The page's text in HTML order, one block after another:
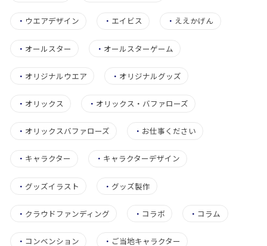
・ ウエアデザイン ・ エイビス ・ ええかげん
・ オールスター ・ オールスターゲーム
・ オリジナルウエア ・ オリジナルグッズ
・ オリックス ・ オリックス・バファローズ
・ オリックスバファローズ ・ お仕事ください
・ キャラクター ・ キャラクターデザイン
・ グッズイラスト ・ グッズ製作
・ クラウドファンディング ・ コラボ ・ コラム
・ コンベンション ・ ご当地キャラクター